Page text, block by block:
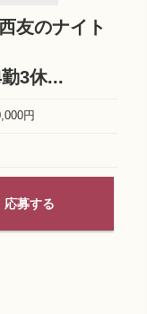
友のナイト
3休...
円
応募する